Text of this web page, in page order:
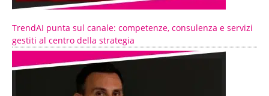
TrendAI punta sul canale: competenze, consulenza e servizi
gestiti al centro della strategia